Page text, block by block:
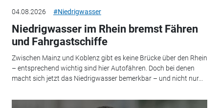
04.08.2026 #Niedrigwasser
Niedrigwasser im Rhein bremst Fähren
und Fahrgastschiffe
Zwischen Mainz und Koblenz gibt es keine Brücke über den Rhein
– entsprechend wichtig sind hier Autofähren. Doch bei denen
macht sich jetzt das Niedrigwasser bemerkbar – und nicht nur...